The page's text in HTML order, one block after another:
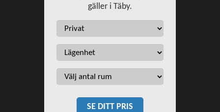
gäller i Täby.
SE DITT PRIS